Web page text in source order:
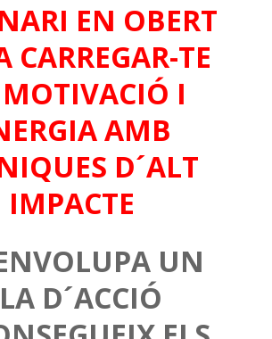
EN OBERT
CARREGAR-TE
MOTIVACIÓ I
AMB
D´ALT
IMPACTE
UN
D´ACCIÓ